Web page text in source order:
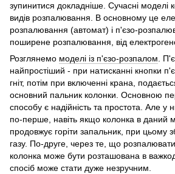
зупинитися докладніше. Сучасні моделі
видів розпалювання. В основному це
розпалювання (автомат) і п'єзо-
поширене розпалювання, від
Розглянемо моделі із п'єзо-розпалом.
найпростіший - при натисканні кнопки
гніт, потім при включенні крана,
основний пальник колонки. Основною
способу є надійність та простота. Але у
по-перше, навіть якщо колонка в даний
продовжує горіти запальник, при цьому
газу. По-друге, через те, що
колонка може бути розташована в
спосіб може стати дуже незручним.